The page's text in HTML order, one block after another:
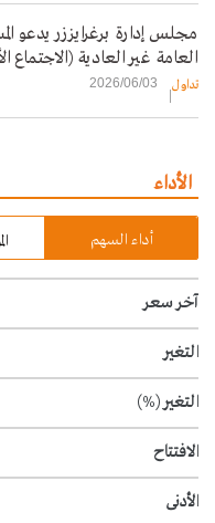
مجلس إدارة برغرايززر يدعو
العامة غير العادية (الاجتماع
تداول 2026/06/03
الأداء
أداء السهم
آخر سعر
التغير
التغير(%)
الافتتاح
الأدنى